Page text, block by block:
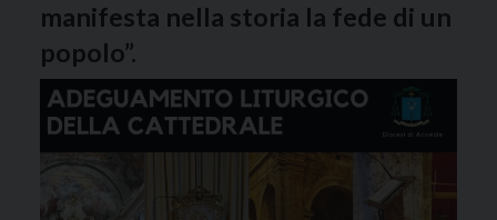
manifesta nella storia la fede di un
popolo”.